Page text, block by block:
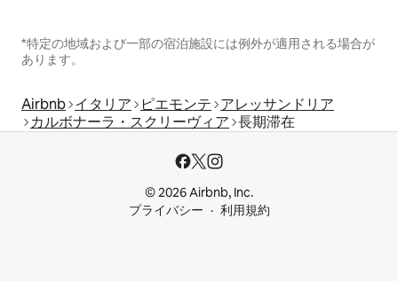
*特定の地域および一部の宿泊施設には例外が適用される場合が
あります。
Airbnb イタリア ピエモンテ アレッサンドリア
カルボナーラ・スクリーヴィア 長期滞在
© 2026 Airbnb, Inc.
プライバシー
利用規約